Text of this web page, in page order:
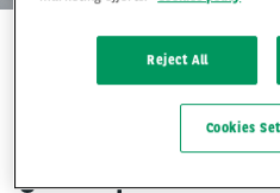
Reject All
Cookies